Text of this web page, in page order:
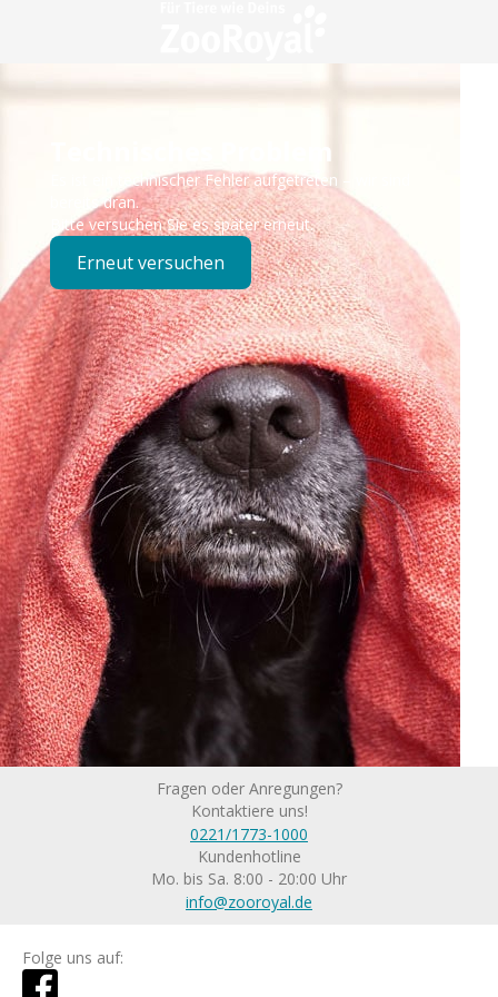
Technisches Problem
Es ist ein technischer Fehler aufgetreten – wir sind
bereits dran.
Bitte versuchen Sie es später erneut.
Erneut versuchen
Fragen oder Anregungen?
Kontaktiere uns!
0221/1773-1000
Kundenhotline
Mo. bis Sa. 8:00 - 20:00 Uhr
info@zooroyal.de
Folge uns auf: